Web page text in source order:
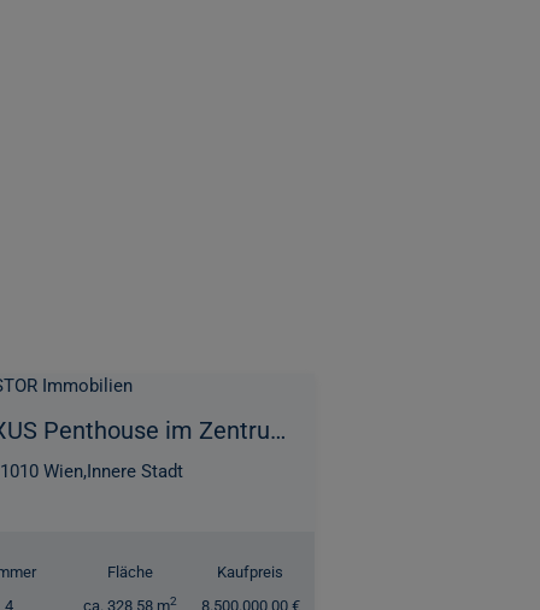
LUXUS Penthouse im Zentrum - Die Weltstadt!
1010 Wien,Innere Stadt
4
Fläche
ca. 328,58 m2
Kaufpreis
8.500.000,00 €